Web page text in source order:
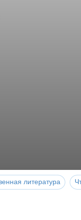
литература